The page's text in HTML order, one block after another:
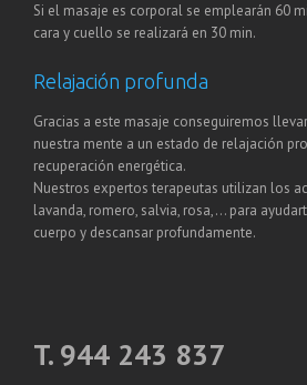
Si el masaje es corporal se emplearán 60
cara y cuello se realizará en 30 min.
Relajación profunda
Gracias a este masaje conseguiremos
nuestra mente a un estado de relajación
recuperación energética.
Nuestros expertos terapeutas utilizan los
lavanda, romero, salvia, rosa,… para
cuerpo y descansar profundamente.
T. 944 243 837